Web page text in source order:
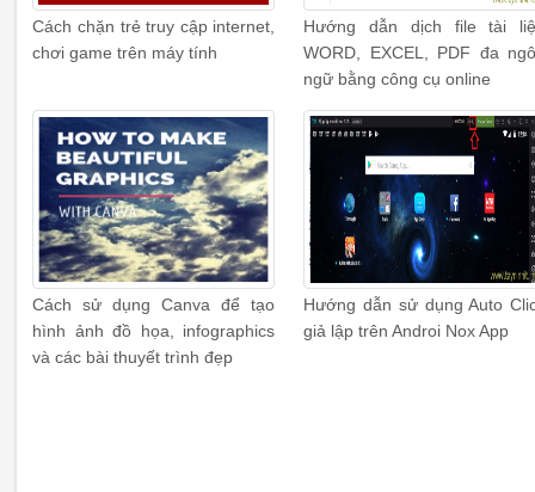
Cách chặn trẻ truy cập internet,
chơi game trên máy tính
Hướng dẫn dịch file tài
WORD, EXCEL, PDF đa
ngữ bằng công cụ online
Cách sử dụng Canva để tạo
hình ảnh đồ họa, infographics
và các bài thuyết trình đẹp
Hướng dẫn sử dụng Auto
giả lập trên Androi Nox App